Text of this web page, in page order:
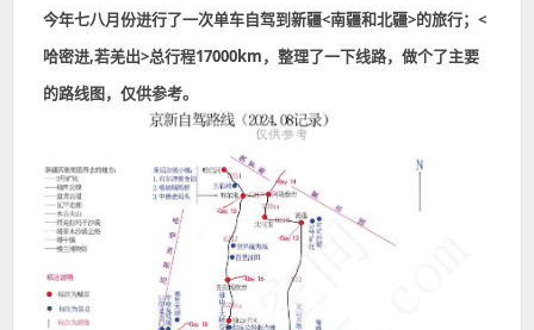
今年七八月份进行了一次单车自驾到新疆<南疆和北疆>的旅行；<
哈密进,若羌出>总行程17000km，整理了一下线路，做个了主要
的路线图，仅供参考。